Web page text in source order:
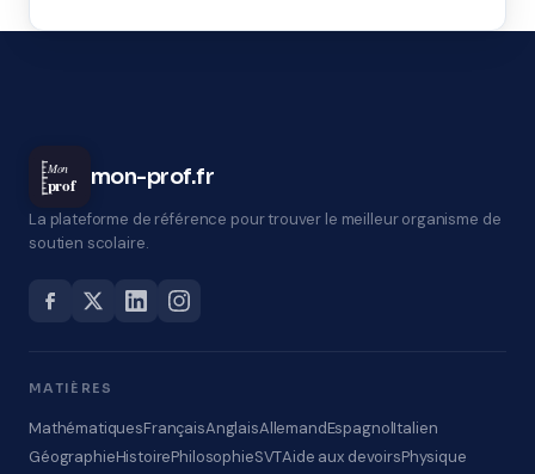
Mon
prof mon-prof.fr
La plateforme de référence pour trouver le meilleur organisme de
soutien scolaire.
MATIÈRES
MathématiquesFrançaisAnglaisAllemandEspagnolItalien
GéographieHistoirePhilosophieSVTAide aux devoirsPhysique